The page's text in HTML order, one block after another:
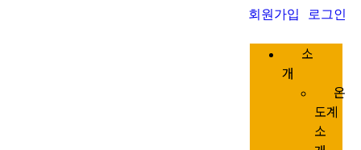
회원가입 로그인
소
개
온
도계
소